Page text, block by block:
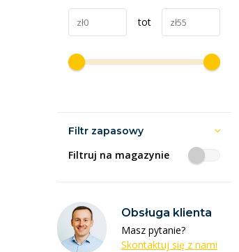
tot
Filtr zapasowy
Filtruj na magazynie
Obsługa klienta
Masz pytanie?
Skontaktuj się z nami